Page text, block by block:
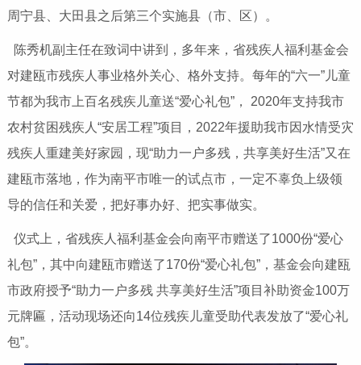
周宁县、大田县之后第三个实施县（市、区）。
陈秀机副主任在致词中讲到，多年来，省残疾人福利基金会
对建瓯市残疾人事业格外关心、格外支持。每年的“六一”儿童
节都为我市上百名残疾儿童送“爱心礼包”， 2020年支持我市
农村贫困残疾人“安居工程”项目，2022年援助我市因水情受灾
残疾人重建美好家园，现“助力一户多残，共享美好生活”又在
建瓯市落地，作为南平市唯一的试点市，一定不辜负上级领
导的信任和关爱，把好事办好、把实事做实。
仪式上，省残疾人福利基金会向南平市赠送了1000份“爱心
礼包”，其中向建瓯市赠送了170份“爱心礼包”，基金会向建瓯
市政府授予“助力一户多残 共享美好生活”项目补助资金100万
元牌匾，活动现场还向14位残疾儿童受助代表发放了“爱心礼
包”。